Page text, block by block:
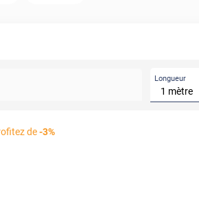
Longueur
de-3%